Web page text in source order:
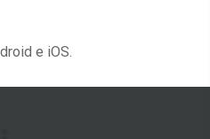
e iOS.